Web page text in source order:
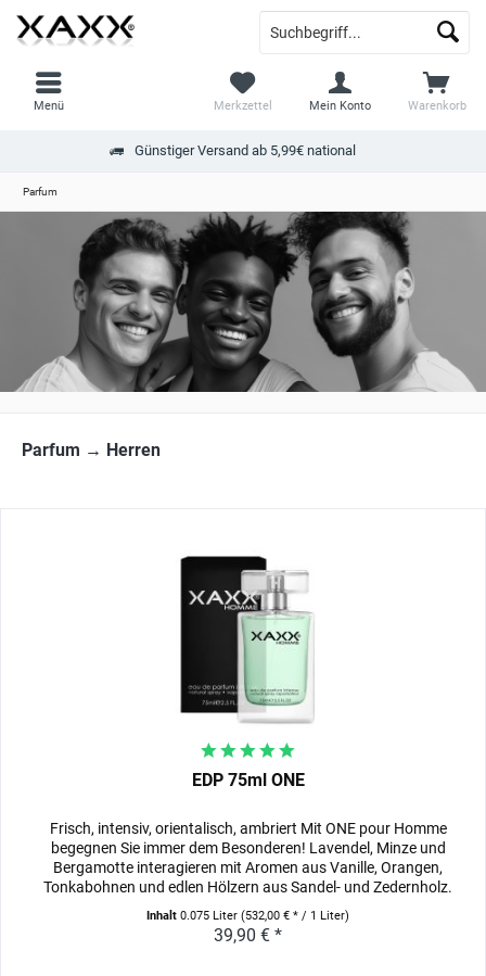
Günstiger Versand ab 5,99€ national
Warenkorb
Merkzettel Mein Konto
Menü
Parfum
Parfum → Herren
EDP 75ml ONE
Frisch, intensiv, orientalisch, ambriert Mit ONE pour Homme
begegnen Sie immer dem Besonderen! Lavendel, Minze und
Bergamotte interagieren mit Aromen aus Vanille, Orangen,
Tonkabohnen und edlen Hölzern aus Sandel- und Zedernholz.
Inhalt0.075 Liter(532,00 € * / 1 Liter)
39,90 € *